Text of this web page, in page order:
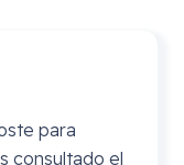
para
consultado el